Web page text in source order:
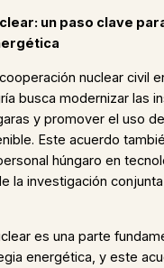
un paso clave
nuclear civil
busca modernizar las
y promover el uso
Este acuerdo
húngaro en
la investigación
es una parte
energética, y este